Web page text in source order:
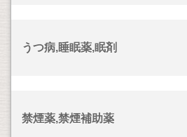
うつ病,睡眠薬,眠剤
禁煙薬,禁煙補助薬